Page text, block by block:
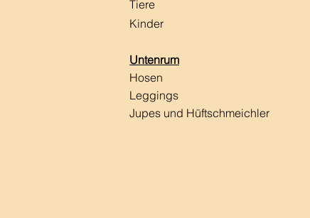
Tiere
Kinder
Untenrum
Hosen
Leggings
Jupes und Hüftschmeichler